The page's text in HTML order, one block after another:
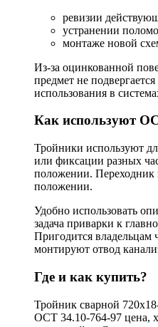
ревизии
устранении
монтаже новой
Из-за оцинкованной
предмет не
использования в
Как используют
Тройники используют
или фиксации разных
положении. Переходник
положении.
Удобно использовать
задача приварки к
Пригодится владельцам
монтируют отвод
Где и как купить?
Тройник сварной
ОСТ 34.10-764-97 цена,